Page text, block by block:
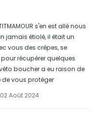
s'en est allé nous
jamais étiolé, il était un
vous des crêpes, se
récupérer quelques
boucher a eu raison de
de vous protéger
Août 2024